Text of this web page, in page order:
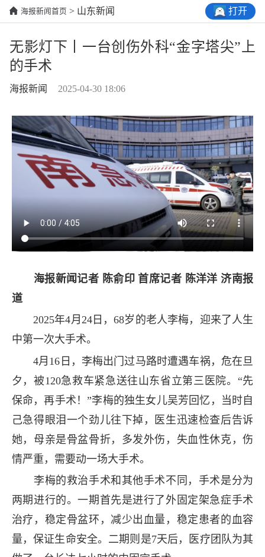
海报新闻首页 > 山东新闻 打开
无影灯下丨一台创伤外科“金字塔尖”上
的手术
海报新闻 2025-04-30 18:06
海报新闻记者 陈俞印 首席记者 陈洋洋 济南报
道
2025年4月24日，68岁的老人李梅，迎来了人生
中第一次大手术。
4月16日，李梅出门过马路时遭遇车祸，危在旦
夕，被120急救车紧急送往山东省立第三医院。“先
保命，再手术！”李梅的独生女儿吴芳回忆，当时自
己急得眼泪一个劲儿往下掉，医生迅速检查后告诉
她，母亲是骨盆骨折，多发外伤，失血性休克，伤
情严重，需要动一场大手术。
李梅的救治手术和其他手术不同，手术是分为
两期进行的。一期首先是进行了外固定架急症手术
治疗，稳定骨盆环，减少出血量，稳定患者的血容
量，保证生命安全。二期则是7天后，医疗团队为其